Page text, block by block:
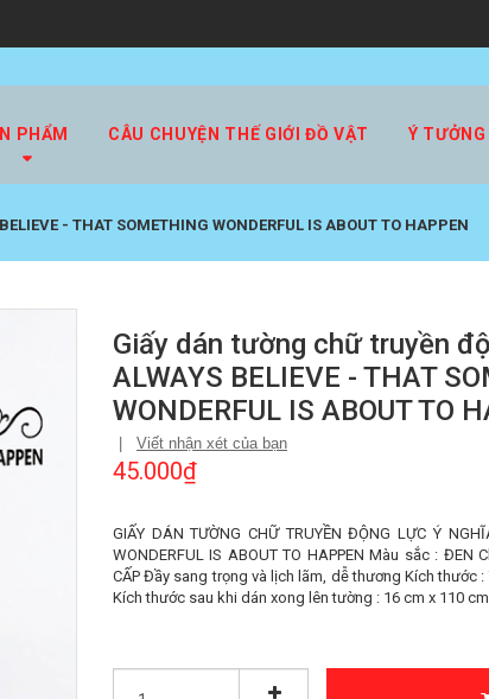
PHẨM CÂU CHUYỆN THẾ GIỚI ĐỒ VẬT Ý
- THAT SOMETHING WONDERFUL IS ABOUT TO HAPPEN
Giấy dán tường chữ truyền
ALWAYS BELIEVE - THAT
WONDERFUL IS ABOUT TO
Viết nhận xét của bạn
45.000₫
GIẤY DÁN TƯỜNG CHỮ TRUYỀN ĐỘNG LỰC Ý
WONDERFUL IS ABOUT TO HAPPEN Màu sắc : ĐEN
CẤP Đầy sang trọng và lịch lãm, dễ thương Kích thước
Kích thước sau khi dán xong lên tường : 16 cm x 110